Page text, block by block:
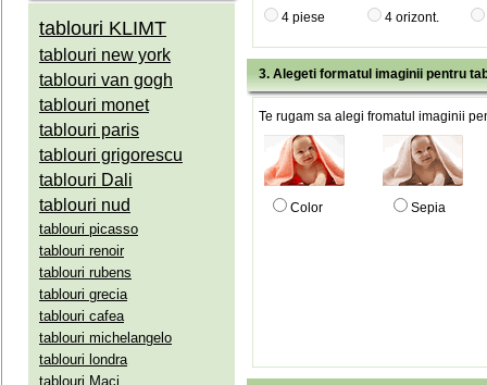
tablouri KLIMT
tablouri new york
tablouri van gogh
tablouri monet
tablouri paris
tablouri grigorescu
tablouri Dali
tablouri nud
tablouri picasso
tablouri renoir
tablouri rubens
tablouri grecia
tablouri cafea
tablouri michelangelo
tablouri londra
tablouri Maci
4 piese 4 orizont.
3. Alegeti formatul imaginii pentru
Te rugam sa alegi fromatul imaginii
Color Sepia